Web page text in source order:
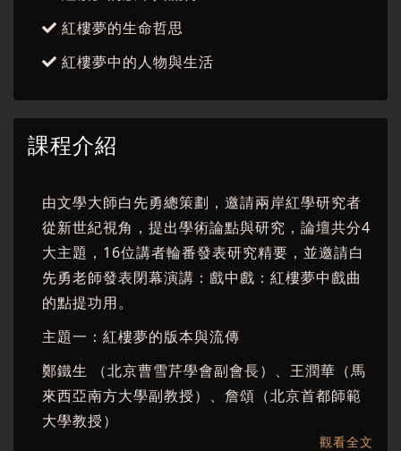
紅樓夢的生命哲思
紅樓夢中的人物與生活
課程介紹
由文學大師白先勇總策劃，邀請兩岸紅學研究者
從新世紀視角，提出學術論點與研究，論壇共分4
大主題，16位講者輪番發表研究精要，並邀請白
先勇老師發表閉幕演講：戲中戲：紅樓夢中戲曲
的點提功用。
主題一：紅樓夢的版本與流傳
鄭鐵生 （北京曹雪芹學會副會長）、王潤華（馬
來西亞南方大學副教授）、詹頌（北京首都師範
大學教授）
觀看全文